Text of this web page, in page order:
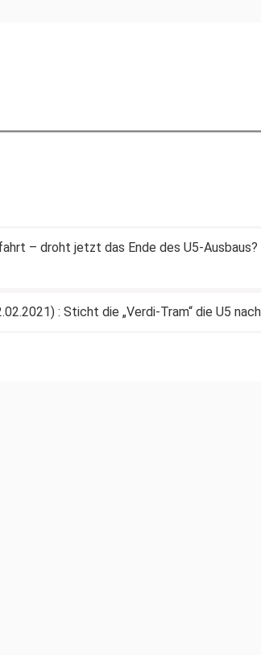
– droht jetzt das Ende des U5-Ausbaus?
: Sticht die „Verdi-Tram“ die U5